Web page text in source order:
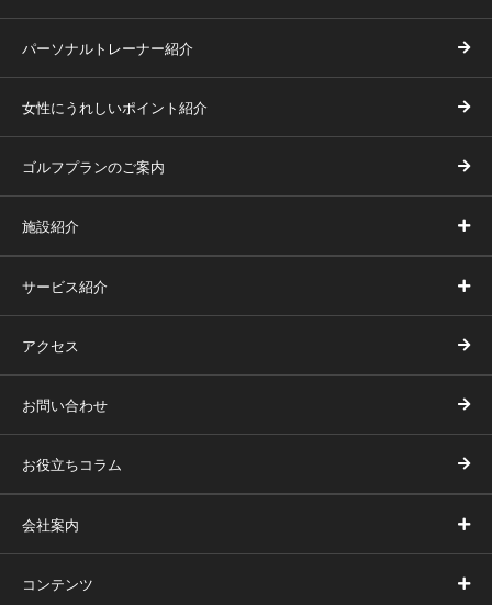
パーソナルトレーナー紹介
女性にうれしいポイント紹介
ゴルフプランのご案内
施設紹介
サービス紹介
アクセス
お問い合わせ
お役立ちコラム
会社案内
コンテンツ